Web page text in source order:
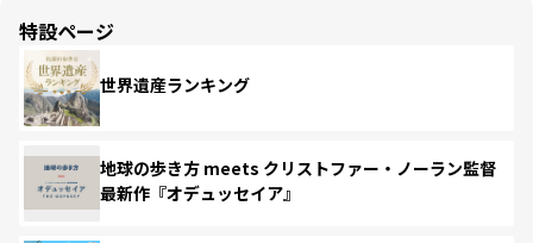
特設ページ
世界遺産ランキング
地球の歩き方 meets クリストファー・ノーラン監督
最新作『オデュッセイア』